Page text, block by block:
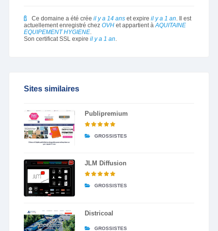
Ce domaine a été crée il y a 14 anset expire il y a 1 an. Il est
actuellement enregistré chez OVHet appartient àAQUITAINE
EQUIPEMENT HYGIENE.
Son certificat SSL expire il y a 1 an.
Sites similaires
Publipremium
GROSSISTES
JLM Diffusion
GROSSISTES
Districoal
GROSSISTES